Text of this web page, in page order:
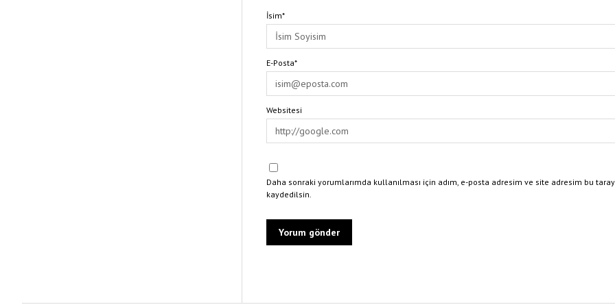
İsim*
E-Posta*
Websitesi
Daha sonraki yorumlarımda kullanılması için adım, e-posta adresim ve site adresim bu
kaydedilsin.